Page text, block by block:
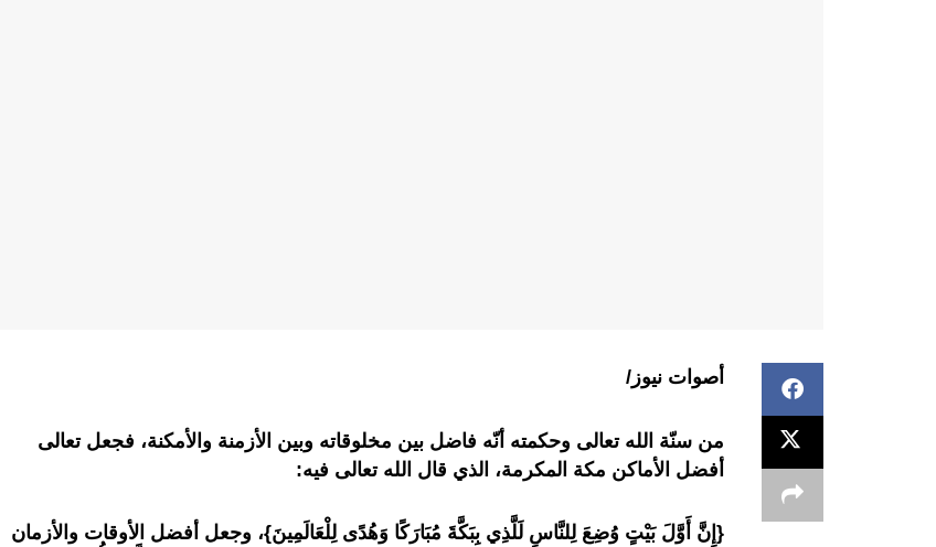
أصوات نيوز/
من سنّة الله تعالى وحكمته أنّه فاضل بين مخلوقاته وبين الأزمنة والأمكنة، فجعل تعالى
أفضل الأماكن مكة المكرمة، الذي قال الله تعالى فيه:
{إِنَّ أَوَّلَ بَيْتٍ وُضِعَ لِلنَّاسِ لَلَّذِي بِبَكَّةَ مُبَارَكًا وَهُدًى لِلْعَالَمِينَ}، وجعل أفضل الأوقات والأزمان